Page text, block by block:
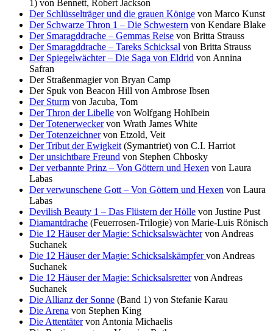
1) von Bennett, Robert Jackson
Der Schlüsselträger und die grauen Könige von Marco Kunst
Der Schwarze Thron 1 – Die Schwestern von Kendare Blake
Der Smaragddrache – Gemmas Reise von Britta Strauss
Der Smaragddrache – Tareks Schicksal von Britta Strauss
Der Spiegelwächter – Die Saga von Eldrid von Annina
Safran
Der Straßenmagier von Bryan Camp
Der Spuk von Beacon Hill von Ambrose Ibsen
Der Sturm von Jacuba, Tom
Der Thron der Libelle von Wolfgang Hohlbein
Der Totenerweckervon Wrath James White
Der Totenzeichnervon Etzold, Veit
Der Tribut der Ewigkeit (Symantriet) von C.I. Harriot
Der unsichtbare Freund von Stephen Chbosky
Der verbannte Prinz – Von Göttern und Hexen von Laura
Labas
Der verwunschene Gott – Von Göttern und Hexen von Laura
Labas
Devilish Beauty 1 – Das Flüstern der Hölle von Justine Pust
Diamantdrache (Feuerrosen-Trilogie) von Marie-Luis Rönisch
Die 12 Häuser der Magie: Schicksalswächtervon Andreas
Suchanek
Die 12 Häuser der Magie: Schicksalskämpfervon Andreas
Suchanek
Die 12 Häuser der Magie: Schicksalsrettervon Andreas
Suchanek
Die Allianz der Sonne (Band 1) von Stefanie Karau
Die Arena von Stephen King
Die Attentätervon Antonia Michaelis